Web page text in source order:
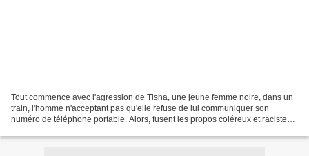
Tout commence avec l'agression de Tisha, une jeune femme noire, dans un
train, l'homme n'acceptant pas qu'elle refuse de lui communiquer son
numéro de téléphone portable. Alors, fusent les propos coléreux et racistes.